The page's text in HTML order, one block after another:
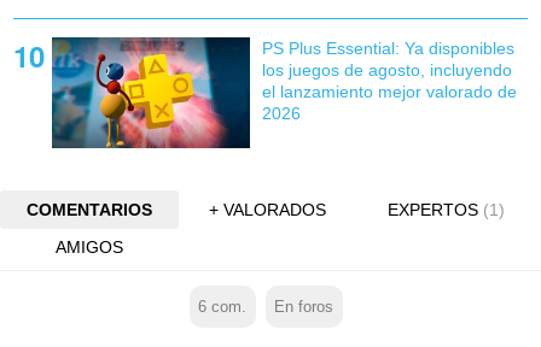
PS Plus Essential: Ya disponibles
los juegos de agosto, incluyendo
el lanzamiento mejor valorado de
2026
COMENTARIOS + VALORADOS EXPERTOS (1)
AMIGOS
6 com. En foros